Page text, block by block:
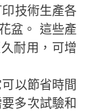
技術生產各
盆。 這些產
耐用，可增
以節省時間
多次試驗和